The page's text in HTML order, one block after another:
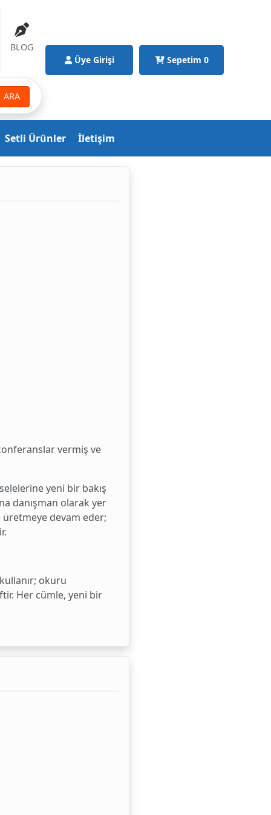
BLOG
ARA
Üye Girişi Sepetim 0
Setli Ürünler İletişim
vermiş ve
yeni bir bakış
danışman olarak yer
üretmeye devam eder;
okuru
Her cümle, yeni bir